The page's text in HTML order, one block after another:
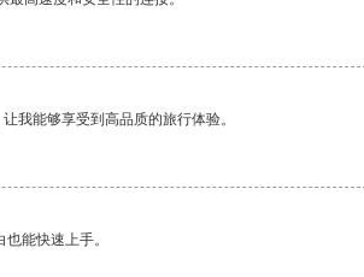
我能够享受到高品质的旅行体验。
能快速上手。